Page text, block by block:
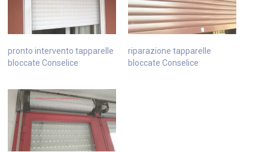
pronto intervento tapparelle
bloccate Conselice
riparazione tapparelle
bloccate Conselice